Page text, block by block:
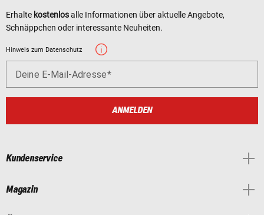
Erhalte kostenlosalle Informationen über aktuelle Angebote,
Schnäppchen oder interessante Neuheiten.
Hinweis zum Datenschutz
Deine E-Mail-Adresse
ANMELDEN
Kundenservice
Magazin